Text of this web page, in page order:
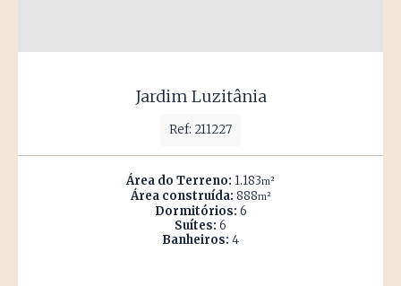
Jardim Luzitânia
Ref: 211227
Área do Terreno: 1.183m²
Área construída: 888m²
Dormitórios: 6
Suítes: 6
Banheiros: 4